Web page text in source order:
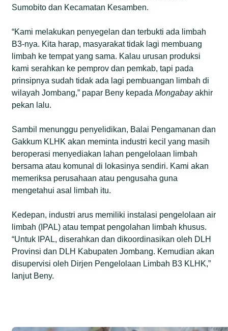
Sumobito dan Kecamatan Kesamben.
“Kami melakukan penyegelan dan terbukti ada limbah
B3-nya. Kita harap, masyarakat tidak lagi membuang
limbah ke tempat yang sama. Kalau urusan produksi
kami serahkan ke pemprov dan pemkab, tapi pada
prinsipnya sudah tidak ada lagi pembuangan limbah di
wilayah Jombang,” papar Beny kepadaMongabayakhir
pekan lalu.
Sambil menunggu penyelidikan, Balai Pengamanan dan
Gakkum KLHK akan meminta industri kecil yang masih
beroperasi menyediakan lahan pengelolaan limbah
bersama atau komunal di lokasinya sendiri. Kami akan
memeriksa perusahaan atau pengusaha guna
mengetahui asal limbah itu.
Kedepan, industri arus memiliki instalasi pengelolaan air
limbah (IPAL) atau tempat pengolahan limbah khusus.
“Untuk IPAL, diserahkan dan dikoordinasikan oleh DLH
Provinsi dan DLH Kabupaten Jombang. Kemudian akan
disupervisi oleh Dirjen Pengelolaan Limbah B3 KLHK,”
lanjut Beny.